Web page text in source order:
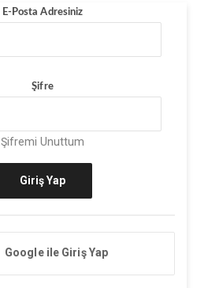
E-Posta Adresiniz
Şifre
Şifremi Unuttum
Giriş Yap
Google ile Giriş Yap